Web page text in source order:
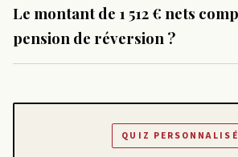
Le montant de 1 512 € nets
pension de réversion ?
QUIZ PERSONNALISÉ